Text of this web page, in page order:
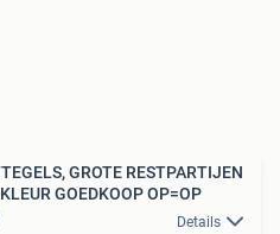
GROTE RESTPARTIJEN
GOEDKOOP OP=OP
Details